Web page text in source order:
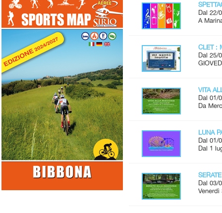
Dal 22/
A
CLET :
Dal 25/
VITA
Dal 01/
Da
LUNA
Dal 01/
Dal 1
Dal 03/